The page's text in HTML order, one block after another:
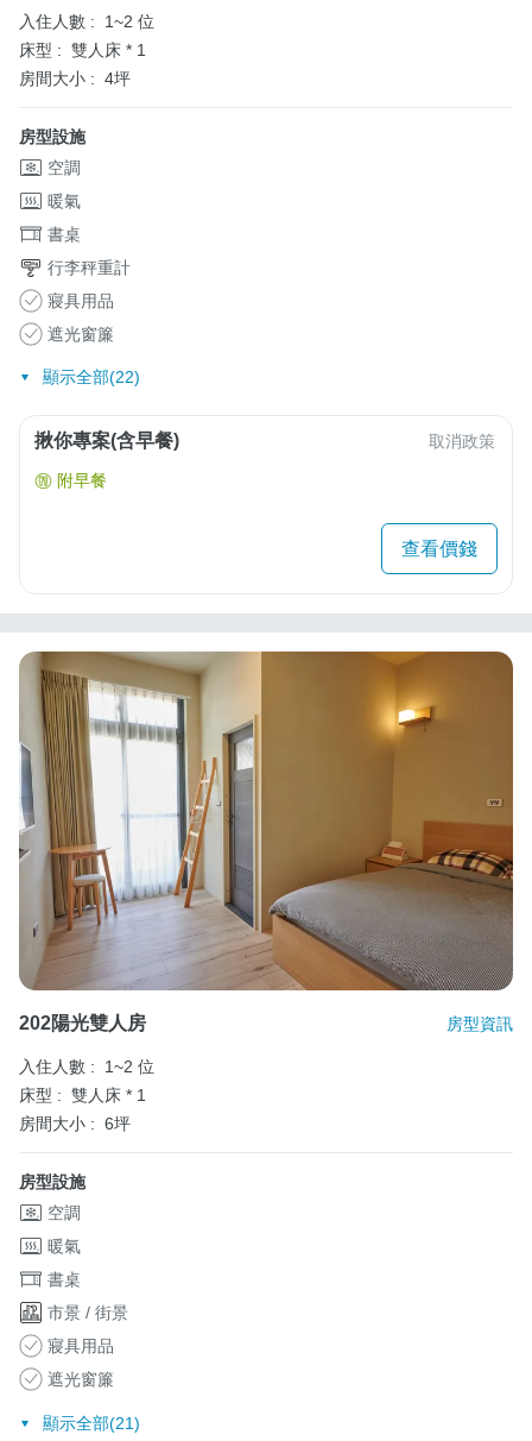
入住人數 :
1~2 位
床型 : 雙人床 * 1
房間大小 : 4坪
房型設施
空調
暖氣
書桌
行李秤重計
寢具用品
遮光窗簾
顯示全部(22)
揪你專案(含早餐) 取消政策
附早餐
查看價錢
202陽光雙人房 房型資訊
入住人數 :
1~2 位
床型 : 雙人床 * 1
房間大小 : 6坪
房型設施
空調
暖氣
書桌
市景 / 街景
寢具用品
遮光窗簾
顯示全部(21)